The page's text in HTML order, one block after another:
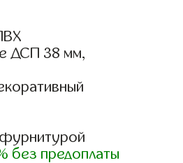
ДСП 38 мм,
без предоплаты